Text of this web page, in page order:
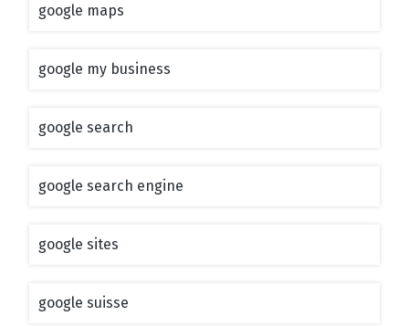
google maps
google my business
google search
google search engine
google sites
google suisse